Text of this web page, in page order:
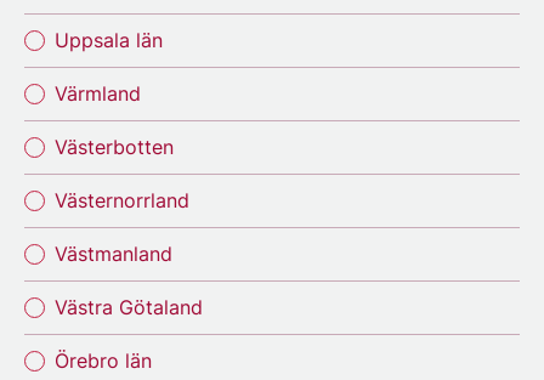
Uppsala län
Värmland
Västerbotten
Västernorrland
Västmanland
Västra Götaland
Örebro län